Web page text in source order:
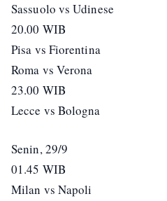
Sassuolo vs Udinese
20.00 WIB
Pisa vs Fiorentina
Roma vs Verona
23.00 WIB
Lecce vs Bologna
Senin, 29/9
01.45 WIB
Milan vs Napoli